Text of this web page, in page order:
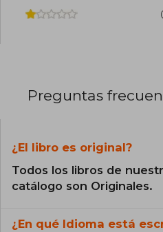
Preguntas
¿El libro es original?
Todos los libros de
catálogo son Originales.
¿En qué Idioma está